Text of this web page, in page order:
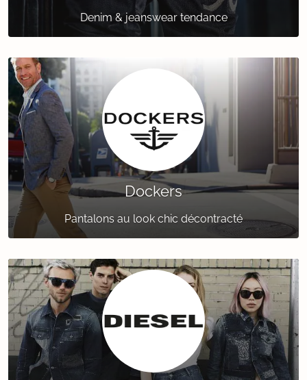
Denim & jeanswear tendance
Dockers
Pantalons au look chic décontracté